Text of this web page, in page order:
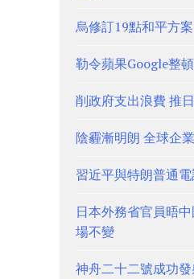
烏修訂19點和平方
勒令蘋果Google整
削政府支出浪費 推
陰霾漸明朗 全球企
習近平與特朗普通
日本外務省官員晤
場不變
神舟二十二號成功